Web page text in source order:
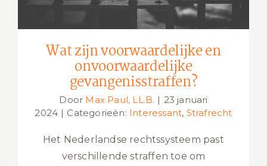
Wat zijn voorwaardelijke en
onvoorwaardelijke
gevangenisstraffen?
Door Max Paul, LL.B. | 23 januari
2024 | Categorieën: Interessant, Strafrecht
Het Nederlandse rechtssysteem past
verschillende straffen toe om